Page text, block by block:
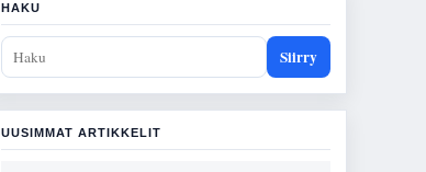
HAKU
Siirry
UUSIMMAT ARTIKKELIT